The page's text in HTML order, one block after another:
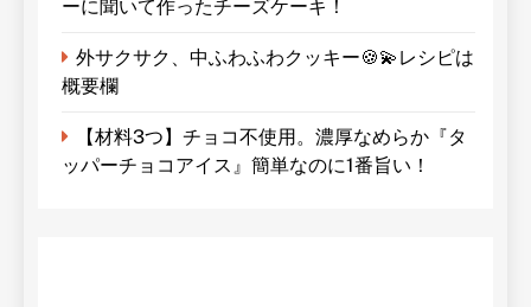
ーに聞いて作ったチーズケーキ！
外サクサク、中ふわふわクッキー🍪💫レシピは
概要欄
【材料3つ】チョコ不使用。濃厚なめらか『タ
ッパーチョコアイス』簡単なのに1番旨い！